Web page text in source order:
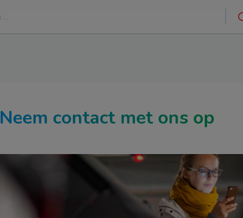
Neem contact met ons op